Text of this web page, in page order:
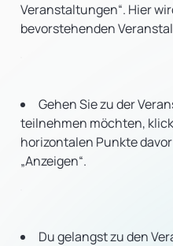
Veranstaltungen“. Hier
bevorstehenden
Gehen Sie zu der
teilnehmen möchten,
horizontalen Punkte
„Anzeigen“.
Du gelangst zu den